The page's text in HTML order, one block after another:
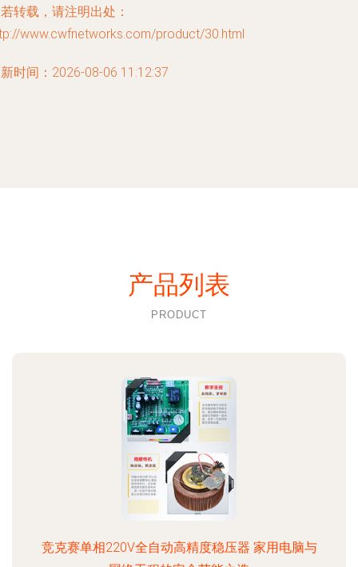
转载，请注明出处：
www.cwfnetworks.com/product/30.html
时间：2026-08-06 11:12:37
产品列表
PRODUCT
竞克赛单相220V全自动高精度稳压器 家用电脑与